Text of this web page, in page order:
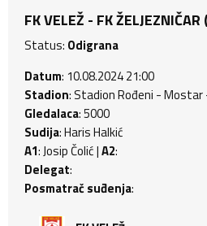
FK VELEŽ - FK
Status: Odigrana
Datum: 10.08.2024 21:00
Stadion: Stadion Rođeni - Mostar
Gledalaca: 5000
Sudija: Haris Halkić
A1: Josip Čolić |A2:
Delegat:
Posmatrač suđenja: